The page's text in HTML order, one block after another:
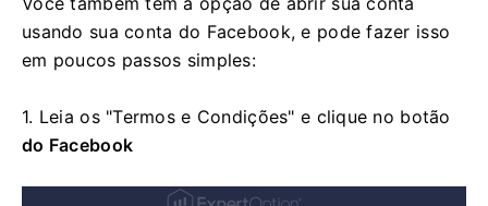
usando sua conta do Facebook, e pode fazer isso
em poucos passos simples:
1. Leia os "Termos e Condições" e clique no botão
do Facebook